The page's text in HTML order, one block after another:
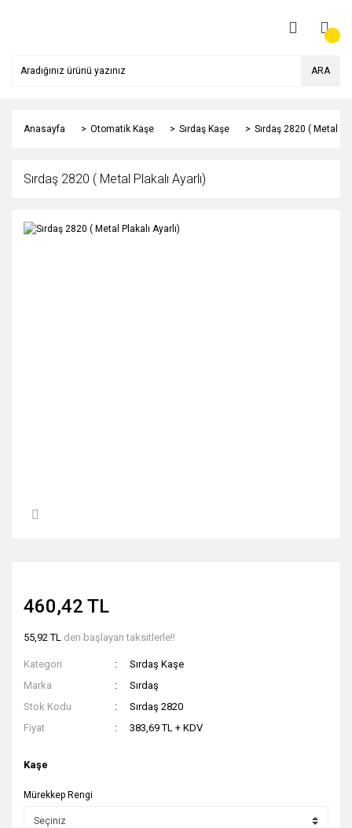
ARA
Anasayfa Otomatik Kaşe Sırdaş Kaşe Sırdaş 2820 ( Metal
Sırdaş 2820 ( Metal Plakalı Ayarlı)
460,42 TL
55,92 TL den başlayan taksitlerle!!
Kategori
Sırdaş Kaşe
Marka
Sırdaş
Stok Kodu
Sırdaş 2820
Fiyat
383,69 TL + KDV
Kaşe
Mürekkep Rengi